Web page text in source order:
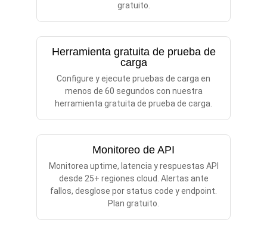
gratuito.
Herramienta gratuita de prueba de
carga
Configure y ejecute pruebas de carga en
menos de 60 segundos con nuestra
herramienta gratuita de prueba de carga.
Monitoreo de API
Monitorea uptime, latencia y respuestas API
desde 25+ regiones cloud. Alertas ante
fallos, desglose por status code y endpoint.
Plan gratuito.